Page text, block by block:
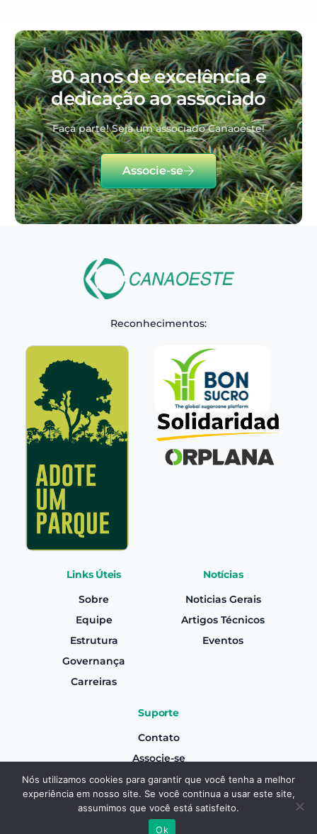
80 anos de excelência e
dedicação ao associado
Faça parte! Seja um associado Canaoeste!
Associe-se
Reconhecimentos:
Links Úteis
Sobre
Equipe
Estrutura
Governança
Carreiras
Notícias
Noticias Gerais
Artigos Técnicos
Eventos
Suporte
Contato
Associe-se
Canal de Denúncias
Termos e Condições Gerais de Uso
Aviso de Privacidade
Associe-se
Nós utilizamos cookies para garantir que você tenha a melhor
experiência em nosso site. Se você continua a usar este site,
assumimos que você está satisfeito.
Ok